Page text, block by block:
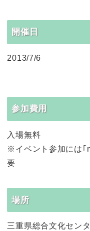
開催日
2013/7/6
参加費用
入場無料
※イベント参加には｢
要
場所
三重県総合文化セン